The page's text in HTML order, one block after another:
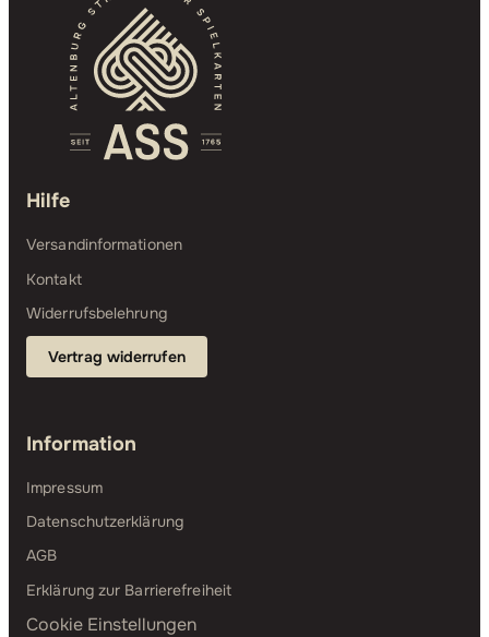
Hilfe
Versandinformationen
Kontakt
Widerrufsbelehrung
Vertrag widerrufen
Information
Impressum
Datenschutzerklärung
AGB
Erklärung zur Barrierefreiheit
Cookie Einstellungen